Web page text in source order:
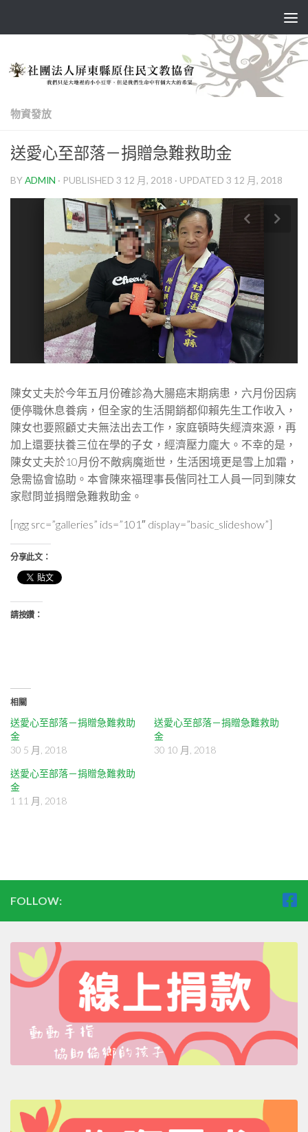
物資發放
送愛心至部落－捐贈急難救助金
BYADMIN · PUBLISHED 3 12 月, 2018 · UPDATED 3 12 月, 2018
陳女丈夫於今年五月份確診為大腸癌末期病患，六月份因病
便停職休息養病，但全家的生活開銷都仰賴先生工作收入，
陳女也要照顧丈夫無法出去工作，家庭頓時失經濟來源，再
加上還要扶養三位在學的子女，經濟壓力龐大。不幸的是，
陳女丈夫於10月份不敵病魔逝世，生活困境更是雪上加霜，
急需協會協助。本會陳來福理事長偕同社工人員一同到陳女
家慰問並捐贈急難救助金。
[ngg src=”galleries” ids=”101″ display=”basic_slideshow”]
分享此文：
請按讚：
相關
送愛心至部落－捐贈急難救助
金
30 5 月, 2018
送愛心至部落－捐贈急難救助
金
30 10 月, 2018
送愛心至部落－捐贈急難救助
金
1 11 月, 2018
FOLLOW: